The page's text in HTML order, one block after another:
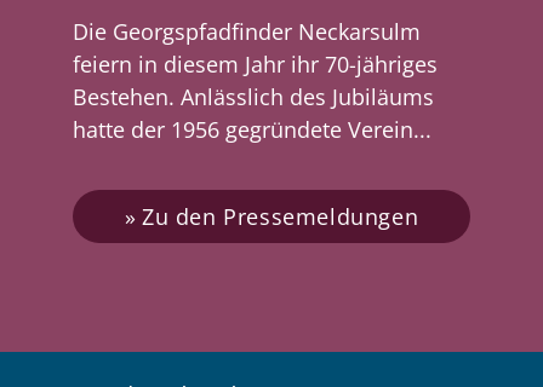
Die Georgspfadfinder Neckarsulm
feiern in diesem Jahr ihr 70-jähriges
Bestehen. Anlässlich des Jubiläums
hatte der 1956 gegründete Verein...
Zu den Pressemeldungen